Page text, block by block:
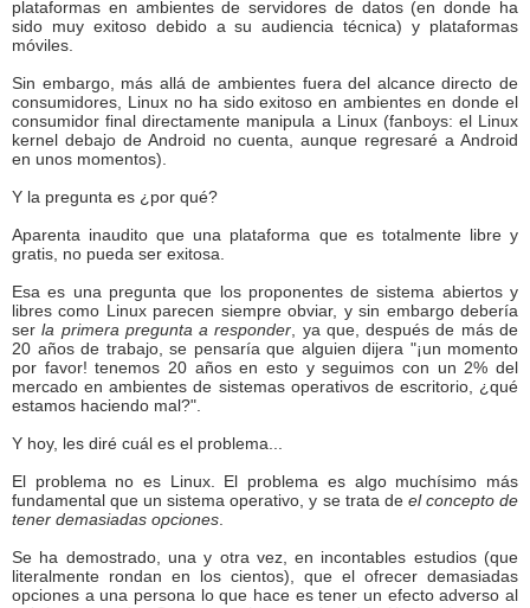
plataformas en ambientes de servidores de datos (en donde ha
sido muy exitoso debido a su audiencia técnica) y plataformas
móviles.
Sin embargo, más allá de ambientes fuera del alcance directo de
consumidores, Linux no ha sido exitoso en ambientes en donde el
consumidor final directamente manipula a Linux (fanboys: el Linux
kernel debajo de Android no cuenta, aunque regresaré a Android
en unos momentos).
Y la pregunta es ¿por qué?
Aparenta inaudito que una plataforma que es totalmente libre y
gratis, no pueda ser exitosa.
Esa es una pregunta que los proponentes de sistema abiertos y
libres como Linux parecen siempre obviar, y sin embargo debería
serla primera pregunta a responder , ya que, después de más de
20 años de trabajo, se pensaría que alguien dijera "¡un momento
por favor! tenemos 20 años en esto y seguimos con un 2% del
mercado en ambientes de sistemas operativos de escritorio, ¿qué
estamos haciendo mal?".
Y hoy, les diré cuál es el problema...
El problema no es Linux. El problema es algo muchísimo más
fundamental que un sistema operativo, y se trata de el concepto de
tener demasiadas opciones
Se ha demostrado, una y otra vez, en incontables estudios (que
literalmente rondan en los cientos), que el ofrecer demasiadas
opciones a una persona lo que hace es tener un efecto adverso al